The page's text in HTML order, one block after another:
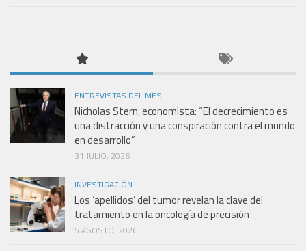
ENTREVISTAS DEL MES
Nicholas Stern, economista: “El decrecimiento es
una distracción y una conspiración contra el mundo
en desarrollo”
31 JULIO, 2026
INVESTIGACIÓN
Los ‘apellidos’ del tumor revelan la clave del
tratamiento en la oncología de precisión
5 AGOSTO, 2026